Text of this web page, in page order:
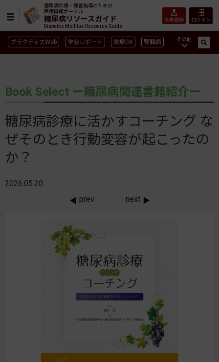
糖尿病診療・療養指導のための
医療情報ポータル
糖尿病リソースガイド
Diabetes Mellitus Resource Guide
ログイン
会員登録
プラクティスWeb 学会レポート 医療DX 腎臓病
インスリン製剤 薬物療法 食事療法 運動療法
その他
Book Select ー糖尿病関連書籍紹介ー
糖尿病診療に活かすコーチング な
ぜそのとき行動変容が起こったの
か？
2026.05.20
prev
next